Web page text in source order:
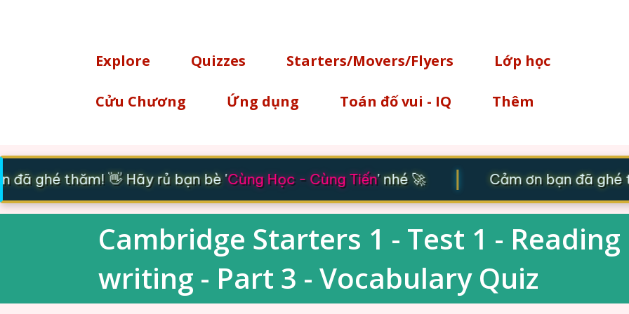
Explore
Quizzes Starters/Movers/Flyers Lớp học
Cửu Chương Ứng dụng Toán đố vui - IQ Thêm
đã ghé thăm! 👋 Hãy rủ bạn bè 'Cùng Học - Cùng Tiến' nhé 🚀 Cảm ơn bạn đã ghé
Cambridge Starters 1 - Test 1 - Reading
writing - Part 3 - Vocabulary Quiz